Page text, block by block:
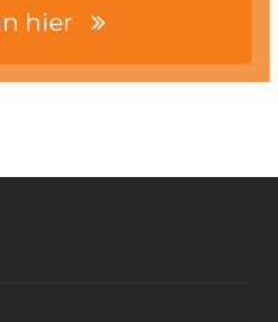
hier